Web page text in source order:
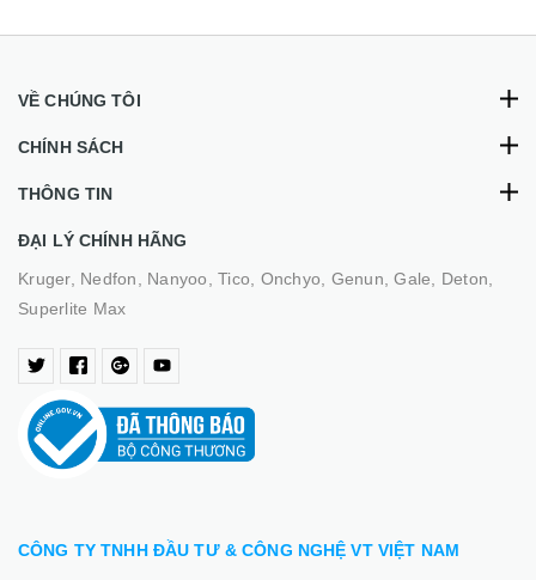
VỀ CHÚNG TÔI
CHÍNH SÁCH
THÔNG TIN
ĐẠI LÝ CHÍNH HÃNG
Kruger, Nedfon, Nanyoo, Tico, Onchyo, Genun, Gale, Deton,
Superlite Max
CÔNG TY TNHH ĐẦU TƯ & CÔNG NGHỆ VT VIỆT NAM